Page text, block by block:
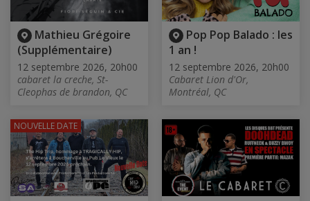
Mathieu Grégoire
(Supplémentaire)
12 septembre 2026, 20h00
cabaret la creche, St-
Cleophas de brandon, QC
Pop Pop Balado : les
1 an !
12 septembre 2026, 20h00
Cabaret Lion d'Or,
Montréal, QC
NOUVELLE DATE